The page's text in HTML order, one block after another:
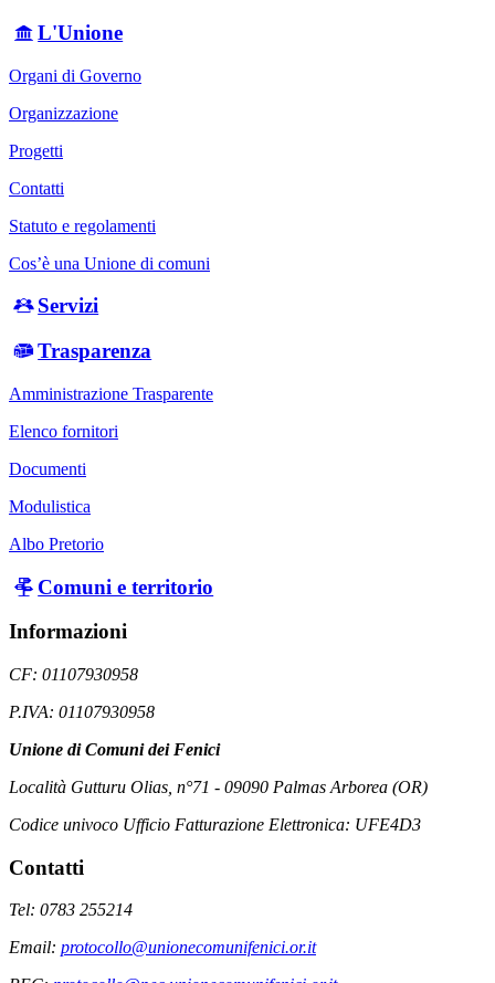
L'Unione
Organi di Governo
Organizzazione
Progetti
Contatti
Statuto e regolamenti
Cos’è una Unione di comuni
Servizi
Trasparenza
Amministrazione Trasparente
Elenco fornitori
Documenti
Modulistica
Albo Pretorio
Comuni e territorio
Informazioni
CF: 01107930958
P.IVA: 01107930958
Unione di Comuni dei Fenici
Località Gutturu Olias, n°71 - 09090 Palmas Arborea (OR)
Codice univoco Ufficio Fatturazione Elettronica: UFE4D3
Contatti
Tel: 0783 255214
Email: protocollo@unionecomunifenici.or.it